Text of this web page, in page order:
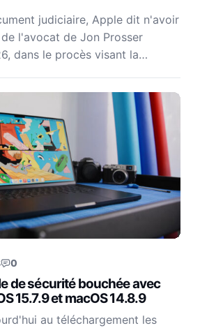
judiciaire, Apple dit n'avoir
l'avocat de Jon Prosser
dans le procès visant la…
0
de sécurité bouchée avec
15.7.9 et macOS 14.8.9
au téléchargement les